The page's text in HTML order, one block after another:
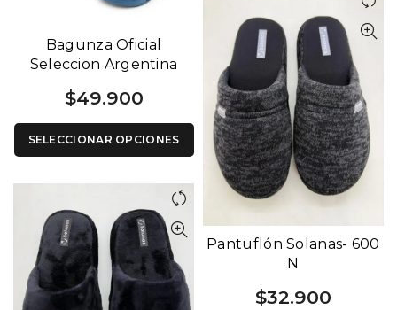
Bagunza Oficial
Seleccion Argentina
$49.900
SELECCIONAR OPCIONES
Pantuflón Solanas- 600
N
$32.900